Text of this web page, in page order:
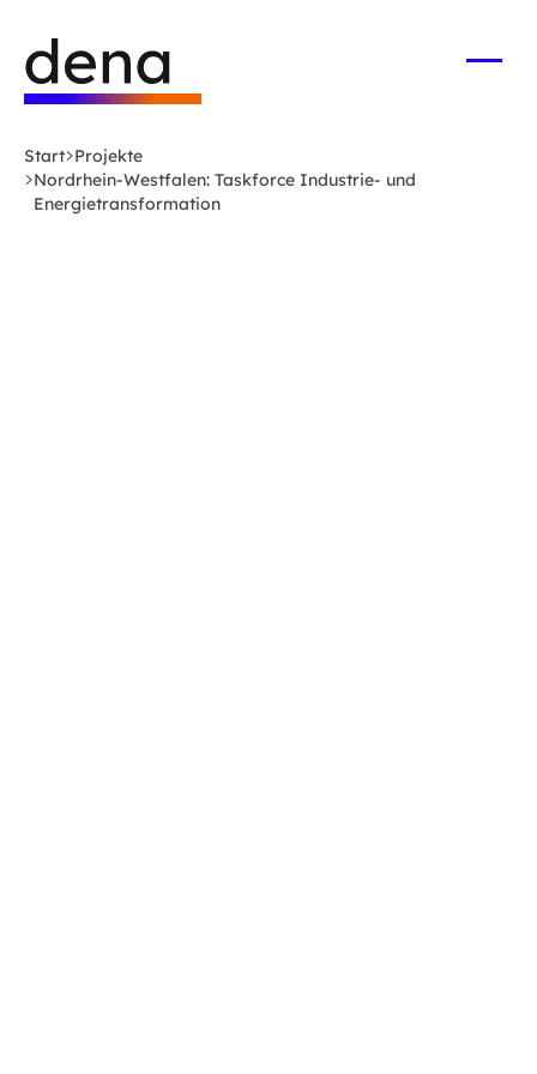
Hauptinhalt
springen
Deutsche
Energie-
Agentur
-
zur
Start Projekte
Nordrhein-Westfalen: Taskforce Industrie- und
Energietransformation